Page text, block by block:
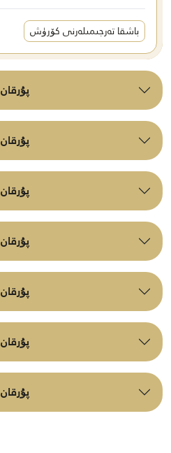
باشقا تەرجىمىلەرنى كۆرۈش
پۇرقان
پۇرقان
پۇرقان
پۇرقان
پۇرقان
پۇرقان
پۇرقان